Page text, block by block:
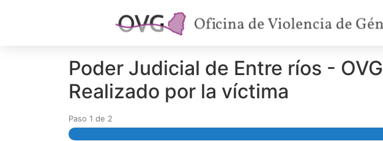
Poder Judicial de Entre ríos -
Realizado por la víctima
Paso 1 de 2